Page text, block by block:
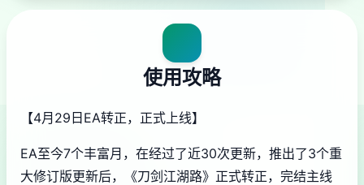
使用攻略
【4月29日EA转正，正式上线】
EA至今7个丰富月，在经过了近30次更新，推出了3个重
大修订版更新后，《刀剑江湖路》正式转正，完结主线